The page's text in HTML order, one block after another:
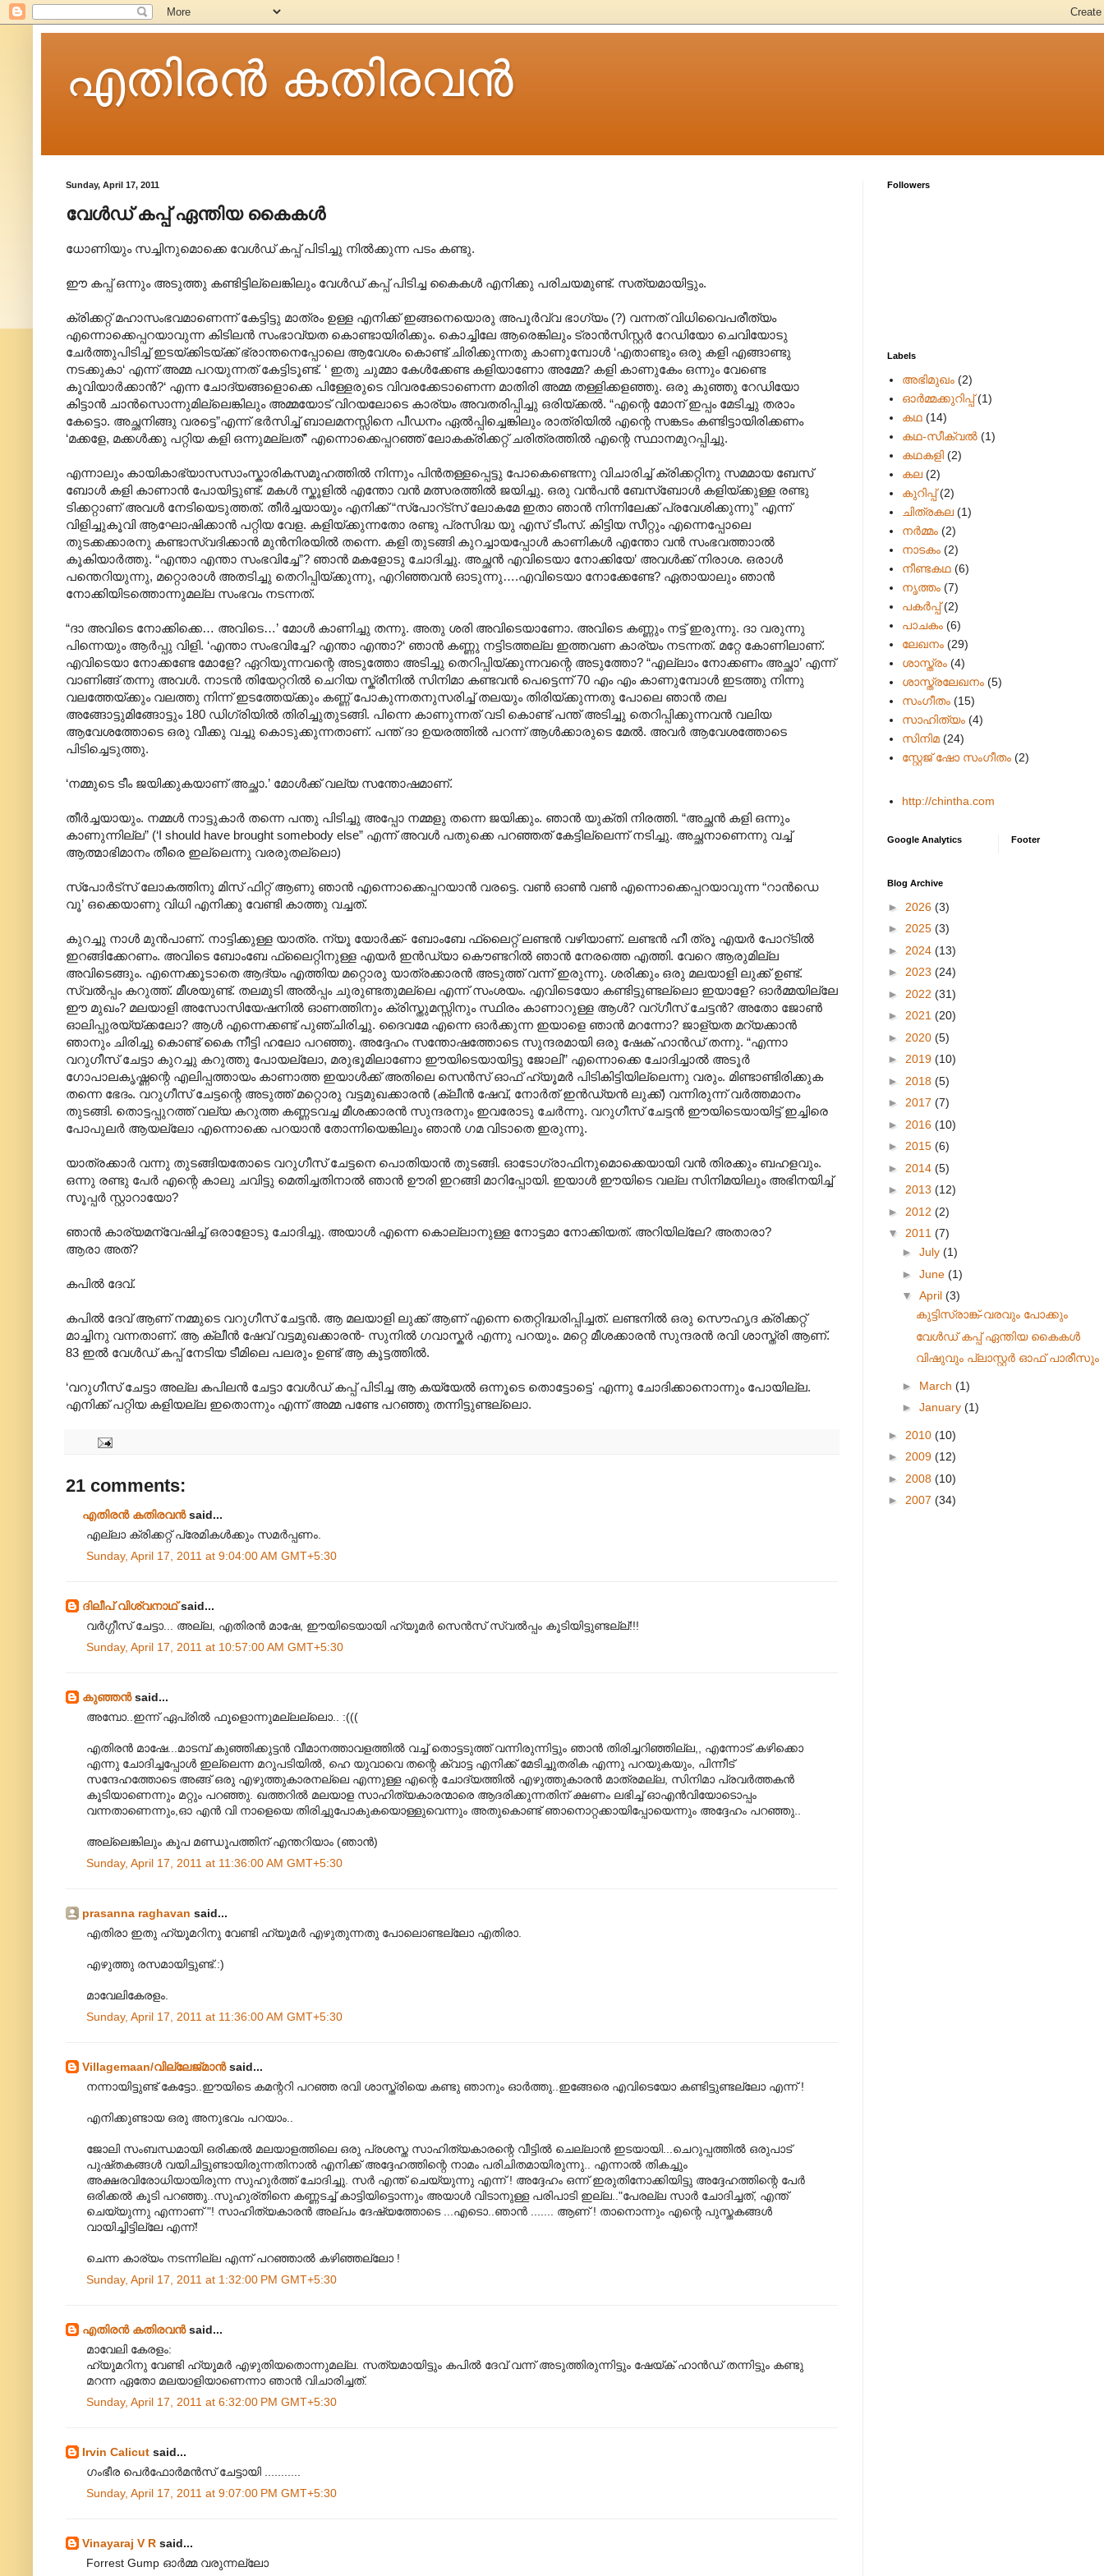
എതിരന്‍ കതിരവന്‍
Sunday, April 17, 2011
വേൾഡ് കപ്പ് ഏന്തിയ കൈകൾ
ധോണിയും സച്ചിനുമൊക്കെ വേൾഡ് കപ്പ് പിടിച്ചു നിൽക്കുന്ന പടം കണ്ടു.
ഈ കപ്പ് ഒന്നും അടുത്തു കണ്ടിട്ടില്ലെങ്കിലും വേൾഡ് കപ്പ് പിടിച്ച കൈകൾ എനിക്കു പരിചയമുണ്ട്. സത്യമായിട്ടും.
ക്രിക്കറ്റ് മഹാസംഭവമാണെന്ന് കേട്ടിട്ടു മാത്രം ഉള്ള എനിക്ക് ഇങ്ങനെയൊരു അപൂർവ്വ ഭാഗ്യം (?) വന്നത് വിധിവൈപരീത്യം
എന്നൊക്കെപ്പറയാവുന്ന കിടിലൻ സംഭാവ്യത കൊണ്ടായിരിക്കും. കൊച്ചിലേ ആരെങ്കിലും ട്രാൻസിസ്റ്റർ റേഡിയോ ചെവിയോടു
ചേർത്തുപിടിച്ച് ഇടയ്ക്കിടയ്ക്ക് ഭ്രാന്തനെപ്പോലെ ആവേശം കൊണ്ട് ചിരിക്കുന്നതു കാണുമ്പോൾ ‘എതാണ്ടും ഒരു കളി എങ്ങാണ്ടു
നടക്കുകാ‘ എന്ന് അമ്മ പറയുന്നത് കേട്ടിടൂണ്ട്. ‘ ഇതു ചുമ്മാ കേൾക്കേണ്ട കളിയാണോ അമ്മേ? കളി കാണുകേം ഒന്നും വേണ്ടെ
കൂവിയാർക്കാൻ?‘ എന്ന ചോദ്യങ്ങളൊക്കെ പിള്ളേരുടെ വിവരക്കേടാണെന്ന മാതിരി അമ്മ തള്ളിക്കളഞ്ഞു. ഒരു കുഞ്ഞു റേഡിയോ
കിട്ടാൻ ചാൻസൊന്നുമില്ലെങ്കിലും അമ്മയോട് വിറയലോടെ കാര്യം അവതരിപ്പിച്ചു ഒരിയ്ക്കൽ. “എന്റെ മോന് ഇപ്പം മേടിച്ചു തരാം
കേട്ടൊ. അച്ഛനിങ്ങു വരട്ടെ”എന്ന് ഭർസിച്ച് ബാലമനസ്സിനെ പീഡനം ഏൽപ്പിച്ചെങ്കിലും രാത്രിയിൽ എന്റെ സങ്കടം കണ്ടിട്ടായിരിക്കണം
‘മക്കളേ, മക്കൾക്കു പറ്റിയ കളി ഒന്നുമല്ലത്” എന്നൊക്കെപ്പറഞ്ഞ് ലോകക്രിക്കറ്റ് ചരിത്രത്തിൽ എന്റെ സ്ഥാനമുറപ്പിച്ചു.
എന്നാലും കായികാഭ്യാസസാംസ്കാരികസമൂഹത്തിൽ നിന്നും പിൻതള്ളപ്പെട്ടു പോകെണ്ടെന്നു വിചാരിച്ച് ക്രിക്കറ്റിനു സമമായ ബേസ്
ബോൾ കളി കാണാൻ പോയിട്ടുണ്ട്. മകൾ സ്കൂളിൽ എന്തോ വൻ മത്സരത്തിൽ ജയിച്ചു. ഒരു വൻപൻ ബേസ്ബോൾ കളിയ്ക്കുള്ള രണ്ടു
ടിക്കറ്റാണ് അവൾ നേടിയെടുത്തത്. തീർച്ചയായും എനിക്ക് “സ്പോറ്ട്സ് ലോകമേ ഇതാ ഞാൻ നിന്നിലേക്ക് പ്രവേശിക്കുന്നു” എന്ന്
വിളിച്ചുകൂവി ആഘോഷിക്കാൻ പറ്റിയ വേള. കളിയ്ക്കുന്നതോ രണ്ടു പ്രസിദ്ധ യു എസ് ടീംസ്. കിട്ടിയ സീറ്റും എന്നെപ്പോലെ
തുടക്കക്കാരനു കണ്ടാസ്വദിക്കാൻ മുൻനിരയിൽ തന്നെ. കളി തുടങ്ങി കുറച്ചായപ്പോൾ കാണികൾ എന്തോ വൻ സംഭവത്താ‍ാൽ
കൂകിയാർത്തു. “എന്താ എന്താ സംഭവിച്ചേ”? ഞാൻ മകളോടു ചോദിച്ചു. അച്ഛൻ എവിടെയാ നോക്കിയേ’ അവൾക്ക് നിരാശ. ഒരാൾ
പന്തെറിയുന്നു, മറ്റൊരാൾ അതടിച്ചു തെറിപ്പിയ്ക്കുന്നു, എറിഞ്ഞവൻ ഓടുന്നു….എവിടെയാ നോക്കേണ്ടേ? ഏതായാലും ഞാൻ
നോക്കിയിടത്തൊന്നുമല്ല സംഭവം നടന്നത്.
“ദാ അവിടെ നോക്കിക്കെ… അവിടെ…’ മോൾ കാണിച്ചു തന്നു. അതു ശരി അവിടെയാണോ. അവിടെ കണ്ണും നട്ട് ഇരുന്നു. ദാ വരുന്നു
പിന്നെയും ആർപ്പു വിളി. ‘എന്താ സംഭവിച്ചേ? എന്താ എന്താ?‘ ഞാൻ കണ്ണു നട്ടിടത്തല്ല ഇത്തവണ കാര്യം നടന്നത്. മറ്റേ കോണിലാണ്.
എവിടെയാ നോക്കണ്ടേ മോളേ? ഏറിയുന്നവന്റെ അടുത്തോ അടിച്ചു തെറിപ്പിയ്ക്കുന്നവന്റെ അടുത്തോ? “എല്ലാം നോക്കണം അച്ഛാ’ എന്ന്
വാണിങ്ങ് തന്നു അവൾ. നാടൻ തിയേറ്ററിൽ ചെറിയ സ്ക്രീനിൽ സിനിമാ കണ്ടവൻ പെട്ടെന്ന് 70 എം എം കാണുമ്പോൾ ഇടത്തു നിന്നു
വലത്തേയ്ക്കും വലത്തു നിന്ന് ഇടത്തേയ്ക്കും കണ്ണ് പോകുന്നതനുസരിച്ച് തലയും തിരിയ്ക്കുന്നതു പോലെ ഞാൻ തല
അങ്ങോട്ടുമിങ്ങോട്ടും 180 ഡിഗ്രിയിൽ തിരിച്ചുതുടങ്ങി. പിന്നെ കാണുന്നത് വടി കൊണ്ട് പന്ത് അടിച്ചു തെറിപ്പിക്കുന്നവൻ വലിയ
ആവേശത്തോടെ ഒരു വീക്കു വച്ചു കൊടുക്കുന്നതാണ്. പന്ത് ദാ ഉയരത്തിൽ പറന്ന് ആൾക്കാരുടെ മേൽ. അവർ ആവേശത്തോടെ
പിടിച്ചെടുത്തു.
‘നമ്മുടെ ടീം ജയിക്കുകയാണ് അച്ഛാ.’ മോൾക്ക് വല്യ സന്തോഷമാണ്.
തീർച്ചയായും. നമ്മൾ നാട്ടുകാർ തന്നെ പന്തു പിടിച്ചു അപ്പോ നമ്മളു തന്നെ ജയിക്കും. ഞാൻ യുക്തി നിരത്തി. “അച്ഛൻ കളി ഒന്നും
കാണുന്നില്ല” (‘I should have brought somebody else” എന്ന് അവൾ പതുക്കെ പറഞ്ഞത് കേട്ടില്ലെന്ന് നടിച്ചു. അച്ഛനാണെന്നു വച്ച്
ആത്മാഭിമാനം തീരെ ഇല്ലെന്നു വരരുതല്ലൊ)
സ്പോർട്സ് ലോകത്തിനു മിസ് ഫിറ്റ് ആണു ഞാൻ എന്നൊക്കെപ്പറയാൻ വരട്ടെ. വൺ ഓൺ വൺ എന്നൊക്കെപ്പറയാവുന്ന “റാൻഡെ
വൂ’ ഒക്കെയാണു വിധി എനിക്കു വേണ്ടി കാത്തു വച്ചത്.
കുറച്ചു നാൾ മുൻപാണ്. നാട്ടിക്കുള്ള യാത്ര. ന്യൂ യോർക്ക്- ബോംബേ ഫ്ലൈറ്റ് ലണ്ടൻ വഴിയാണ്. ലണ്ടൻ ഹീ ത്രൂ എയർ പോറ്ടിൽ
ഇറങ്ങിക്കേറണം. അവിടെ ബോംബേ ഫ്ലൈറ്റിനുള്ള എയർ ഇൻഡ്യാ കൌണ്ടറിൽ ഞാൻ നേരത്തെ എത്തി. വേറെ ആരുമില്ല
അവിടെങ്ങും. എന്നെക്കൂടാതെ ആദ്യം എത്തിയ മറ്റൊരു യാത്രക്കാരൻ അടുത്ത് വന്ന് ഇരുന്നു. ശരിക്കും ഒരു മലയാളി ലുക്ക് ഉണ്ട്.
സ്വൽ‌പ്പം കറുത്ത്. മീശയുണ്ട്. തലമുടി അൽ‌പ്പം ചുരുണ്ടതുമല്ലെ എന്ന് സംശയം. എവിടെയോ കണ്ടിട്ടുണ്ടല്ലൊ ഇയാളേ? ഓർമ്മയില്ലേ
ഈ മുഖം? മലയാളി അസോസിയേഷനിൽ ഓണത്തിനും ക്രിസ്തുമസ്സിനും സ്ഥിരം കാണാറുള്ള ആൾ? വറ്ഗീസ് ചേട്ടൻ? അതോ ജോൺ
ഓലിപ്പുരയ്യ്ക്കലോ? ആൾ എന്നെക്കണ്ട് പുഞ്ചിരിച്ചു. ദൈവമേ എന്നെ ഓർക്കുന്ന ഇയാളെ ഞാൻ മറന്നോ? ജാള്യത മറ്യക്കാൻ
ഞാനും ചിരിച്ചു കൊണ്ട് കൈ നീട്ടി ഹലോ പറഞ്ഞു. അദ്ദേഹം സന്തോഷത്തോടെ സുന്ദരമായി ഒരു ഷേക് ഹാൻഡ് തന്നു. “എന്നാ
വറുഗീസ് ചേട്ടാ കുറച്ചു കറുത്തു പോയല്ലോ, മരുഭൂമിലാണോ ഈയിടെയായിട്ടു ജോലി” എന്നൊക്കെ ചോദിച്ചാൽ അടൂർ
ഗോപാലകൃഷ്ണന്റെ എലിപ്പത്തായം കാണാത്ത ഇയാൾക്ക് അതിലെ സെൻസ് ഓഫ് ഹ്യൂമർ പിടികിട്ടിയില്ലെന്നു വരും. മിണ്ടാണ്ടിരിക്കുക
തന്നെ ഭേദം. വറുഗീസ് ചേട്ടന്റെ അടുത്ത് മറ്റൊരു വട്ടമുഖക്കാരൻ (ക്ലീൻ ഷേവ്, നോർത് ഇൻഡ്യൻ ലുക്ക്) വന്നിരുന്ന് വർത്തമാനം
തുടങ്ങി. തൊട്ടപ്പുറത്ത് വല്യ കറുത്ത കണ്ണടവച്ച മീശക്കാരൻ സുന്ദരനും ഇവരോടു ചേർന്നു. വറുഗീസ് ചേട്ടൻ ഈയിടെയായിട്ട് ഇച്ചിരെ
പോപുലർ ആയല്ലോ എന്നൊക്കെ പറയാൻ തോന്നിയെങ്കിലും ഞാൻ ഗമ വിടാതെ ഇരുന്നു.
യാത്രക്കാർ വന്നു തുടങ്ങിയതോടെ വറുഗീസ് ചേട്ടനെ പൊതിയാൻ തുടങ്ങി. ഓടോഗ്രാഫിനുമൊക്കെയായി വൻ തിരക്കും ബഹളവും.
ഒന്നു രണ്ടു പേർ എന്റെ കാലു ചവിട്ടു മെതിച്ചതിനാൽ ഞാൻ ഊരി ഇറങ്ങി മാറിപ്പോയി. ഇയാൾ ഈയിടെ വല്ല സിനിമയിലും അഭിനയിച്ച്
സൂപ്പർ സ്റ്റാറായോ?
ഞാൻ കാര്യമന്വേഷിച്ച് ഒരാളോടു ചോദിച്ചു. അയാൾ എന്നെ കൊല്ലാനുള്ള നോട്ടമാ നോക്കിയത്. അറിയില്ലേ? അതാരാ?
ആരാ അത്?
കപിൽ ദേവ്.
കപിൽ ദേവ് ആണ് നമ്മുടെ വറുഗീസ് ചേട്ടൻ. ആ മലയാളി ലുക്ക് ആണ് എന്നെ തെറ്റിദ്ധരിപ്പിച്ചത്. ലണ്ടനിൽ ഒരു സൌഹൃദ ക്രിക്കറ്റ്
മാച്ചിനു വന്നതാണ്. ആ ക്ലീൻ ഷേവ് വട്ടമുഖക്കാരൻ- സുനിൽ ഗവാസ്കർ എന്നു പറയും. മറ്റെ മീശക്കാരൻ സുന്ദരൻ രവി ശാസ്ത്രി ആണ്.
83 ഇൽ വേൾഡ് കപ്പ് നേടിയ ടീമിലെ പലരും ഉണ്ട് ആ കൂട്ടത്തിൽ.
‘വറുഗീസ് ചേട്ടാ അല്ല കപിലൻ ചേട്ടാ വേൾഡ് കപ്പ് പിടിച്ച ആ കയ്യേൽ ഒന്നൂടെ തൊട്ടോട്ടെ' എന്നു ചോദിക്കാനൊന്നും പോയില്ല.
എനിക്ക് പറ്റിയ കളിയല്ല ഇതൊന്നും എന്ന് അമ്മ പണ്ടേ പറഞ്ഞു തന്നിട്ടുണ്ടല്ലൊ.
21 comments:
എതിരന്‍ കതിരവന്‍said...
എല്ലാ ക്രിക്കറ്റ് പ്രേമികൾക്കും സമർപ്പണം.
Sunday, April 17, 2011 at 9:04:00 AM GMT+5:30
ദിലീപ് വിശ്വനാഥ്said...
വർഗ്ഗീസ് ചേട്ടാ... അല്ല, എതിരൻ മാഷേ, ഈയിടെയായി ഹ്യൂമർ സെൻസ് സ്വൽ‌പ്പം കൂടിയിട്ടുണ്ടല്ല്!!!
Sunday, April 17, 2011 at 10:57:00 AM GMT+5:30
കുഞ്ഞന്‍said...
അമ്പോ..ഇന്ന് ഏപ്രിൽ ഫൂളൊന്നുമല്ലല്ലൊ.. :(((
എതിരൻ മാഷേ...മാടമ്പ് കുഞ്ഞിക്കുട്ടൻ വീമാനത്താവളത്തിൽ വച്ച് തൊട്ടടുത്ത് വന്നിരുന്നിട്ടും ഞാൻ തിരിച്ചറിഞ്ഞില്ല,, എന്നോട് കഴിക്കൊ
എന്നു ചോദിച്ചപ്പോൾ ഇല്ലെന്ന മറുപടിയിൽ, ഹെ യുവാവെ തന്റെ ക്വാട്ട എനിക്ക് മേടിച്ചുതരിക എന്നു പറയുകയും, പിന്നീട്
സന്ദേഹത്തോടെ അങ്ങ് ഒരു എഴുത്തുകാരനല്ലെ എന്നുള്ള എന്റെ ചോദ്യത്തിൽ എഴുത്തുകാരൻ മാത്രമല്ല, സിനിമാ പ്രവർത്തകൻ
കൂടിയാണെന്നും മറ്റും പറഞ്ഞു. ഖത്തറിൽ മലയാള സാഹിത്യകാരന്മാരെ ആദരിക്കുന്നതിന് ക്ഷണം ലഭിച്ച് ഓഎൻ‌വിയോടൊപ്പം
വന്നതാണെന്നും,ഓ എൻ വി നാളെയെ തിരിച്ചുപോകുകയൊള്ളുവെന്നും അതുകൊണ്ട് ഞാനൊറ്റക്കായിപ്പോയെന്നും അദ്ദേഹം പറഞ്ഞു..
അല്ലെങ്കിലും കൂപ മണ്ഡൂപത്തിന് എന്തറിയാം (ഞാൻ)
Sunday, April 17, 2011 at 11:36:00 AM GMT+5:30
prasanna raghavan said...
എതിരാ ഇതു ഹ്യൂമറിനു വേണ്ടി ഹ്യൂമര്‍ എഴുതുന്നതു പോലൊണ്ടല്ലോ എതിരാ.
എഴുത്തു രസമായിട്ടുണ്ട്.:)
മാവേലികേരളം.
Sunday, April 17, 2011 at 11:36:00 AM GMT+5:30
Villagemaan/വില്ലേജ്മാന്‍said...
നന്നായിട്ടുണ്ട് കേട്ടോ..ഈയിടെ കമന്ററി പറഞ്ഞ രവി ശാസ്ത്രിയെ കണ്ടു ഞാനും ഓര്‍ത്തു..ഇങ്ങേരെ എവിടെയോ കണ്ടിട്ടുണ്ടല്ലോ എന്ന് !
എനിക്കുണ്ടായ ഒരു അനുഭവം പറയാം..
ജോലി സംബന്ധമായി ഒരിക്കല്‍ മലയാളത്തിലെ ഒരു പ്രശസ്ത സാഹിത്യകാരന്റെ വീട്ടില്‍ ചെല്ലാന്‍ ഇടയായി...ചെറുപ്പത്തില്‍ ഒരുപാട്
പുഷ്തകങ്ങള്‍ വയിചിട്ടുണ്ടായിരുന്നതിനാല്‍ എനിക്ക് അദ്ദേഹത്തിന്റെ നാമം പരിചിതമായിരുന്നു.. എന്നാല്‍ തികച്ചും
അക്ഷരവിരോധിയായിരുന്ന സുഹുര്‍ത്ത് ചോദിച്ചു. സര്‍ എന്ത് ചെയ്യുന്നു എന്ന് ! അദ്ദേഹം ഒന്ന് ഇരുതിനോക്കിയിട്ടു അദ്ദേഹത്തിന്റെ പേര്‍
ഒരിക്കല്‍ കൂടി പറഞ്ഞു..സുഹുര്തിനെ കണ്ണടച്ച് കാട്ടിയിട്ടൊന്നും അയാള്‍ വിടാനുള്ള പരിപാടി ഇല്ല.."പേരല്ല സാര്‍ ചോദിച്ചത്, എന്ത്
ചെയ്യുന്നു എന്നാണ് "! സാഹിത്യകാരന്‍ അല്പം ദേഷ്യത്തോടെ ...എടൊ..ഞാന്‍ ....... ആണ് ! താനൊന്നും എന്റെ പുസ്തകങ്ങള്‍
വായിച്ചിട്ടില്ലേ എന്ന്!
ചെന്ന കാര്യം നടന്നില്ല എന്ന് പറഞ്ഞാല്‍ കഴിഞ്ഞല്ലോ !
Sunday, April 17, 2011 at 1:32:00 PM GMT+5:30
എതിരന്‍ കതിരവന്‍said...
മാവേലി കേരളം:
ഹ്യൂമറിനു വേണ്ടി ഹ്യൂമർ എഴുതിയതൊന്നുമല്ല. സത്യമായിട്ടും കപിൽ ദേവ് വന്ന് അടുത്തിരുന്നിട്ടും ഷേയ്ക് ഹാൻഡ് തന്നിട്ടും കണ്ടു
മറന്ന ഏതോ മലയാളിയാണെന്നാ ഞാൻ വിചാരിച്ചത്.
Sunday, April 17, 2011 at 6:32:00 PM GMT+5:30
Irvin Calicut said...
ഗംഭീര പെര്‍ഫോര്‍മന്‍സ് ചേട്ടായി ...........
Sunday, April 17, 2011 at 9:07:00 PM GMT+5:30
Vinayaraj V R said...
Forrest Gump ഓര്‍മ്മ വരുന്നല്ലോ
Followers
Labels
അഭിമുഖം (2)
ഓർമ്മക്കുറിപ്പ് (1)
കഥ (14)
കഥ-സീക്വല്‍ (1)
കഥകളി (2)
കല (2)
കുറിപ്പ് (2)
ചിത്രകല (1)
നർമ്മം (2)
നാടകം (2)
നീണ്ടകഥ (6)
നൃത്തം (7)
പകര്‍പ്പ് (2)
പാചകം (6)
ലേഖനം (29)
ശാസ്ത്രം (4)
ശാസ്ത്രലേഖനം (5)
സംഗീതം (15)
സാഹിത്യം (4)
സിനിമ (24)
സ്റ്റേജ് ഷോ സംഗീതം (2)
http://chintha.com
Google Analytics Footer
Blog Archive
► 2026 (3)
► 2025 (3)
► 2024 (13)
► 2023 (24)
► 2022 (31)
► 2021 (20)
► 2020 (5)
► 2019 (10)
► 2018 (5)
► 2017 (7)
► 2016 (10)
► 2015 (6)
► 2014 (5)
► 2013 (12)
► 2012 (2)
▼ 2011 (7)
► July (1)
► June (1)
▼ April (3)
കുട്ടിസ്രാങ്ക്-വരവും പോക്കും
വേൾഡ് കപ്പ് ഏന്തിയ കൈകൾ
വിഷുവും പ്ലാസ്റ്റര്‍ ഓഫ് പാരീസും
► March (1)
► January (1)
► 2010 (10)
► 2009 (12)
► 2008 (10)
► 2007 (34)